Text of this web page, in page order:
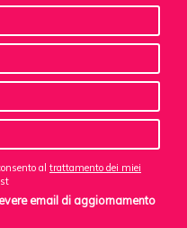
al trattamento dei miei
email di aggiornamento